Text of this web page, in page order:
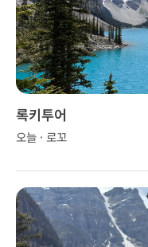
록키투어
오늘 · 로꼬